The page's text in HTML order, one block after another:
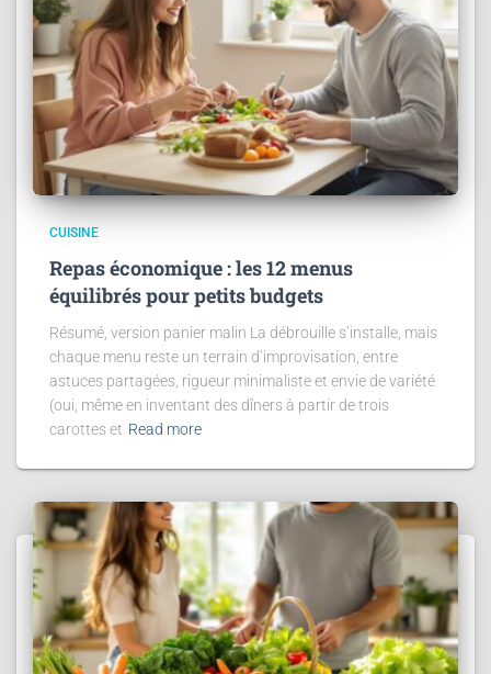
CUISINE
Repas économique : les 12 menus
équilibrés pour petits budgets
Résumé, version panier malin La débrouille s’installe, mais
chaque menu reste un terrain d’improvisation, entre
astuces partagées, rigueur minimaliste et envie de variété
(oui, même en inventant des dîners à partir de trois
carottes et Read more